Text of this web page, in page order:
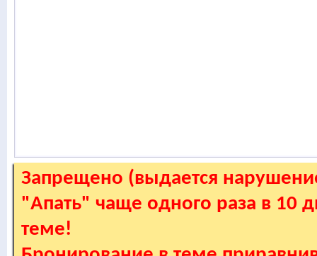
Запрещено (выдается
"Апать" чаще одного раза в 10
теме!